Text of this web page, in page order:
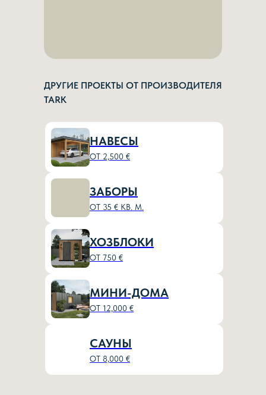
ДРУГИЕ ПРОЕКТЫ ОТ ПРОИЗВОДИТЕЛЯ
TARK
НАВЕСЫ
ОТ 2,500 €
ЗАБОРЫ
ОТ 35 € КВ. М.
ХОЗБЛОКИ
ОТ 750 €
МИНИ-ДОМА
ОТ 12,000 €
САУНЫ
ОТ 8,000 €